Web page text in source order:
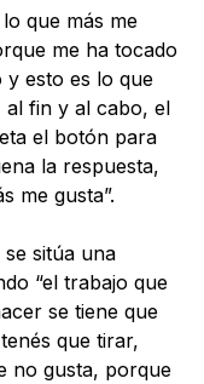
que más me
me ha tocado
y esto es lo que
al fin y al cabo, el
el botón para
la respuesta,
me gusta”.
sitúa una
“el trabajo que
se tiene que
que tirar,
no gusta, porque